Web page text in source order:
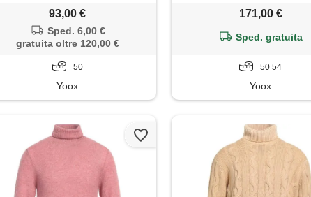
93,00 €
Sped. 6,00 €
gratuita oltre 120,00 €
50
Yoox
171,00 €
Sped. gratuita
50 54
Yoox